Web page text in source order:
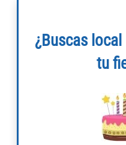
¿Buscas
tu